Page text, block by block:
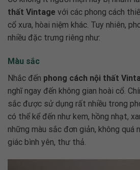
thất Vintage với các phong cách
cổ xưa, hòai niệm khác. Tuy nhiên,
nhiều đặc trưng riêng như:
Màu sắc
Nhắc đến phong cách nội thất
nghĩ ngay đến không gian hoài cổ.
sắc được sử dụng rất nhiều trong
có thể kể đến như kem, hồng nhạt,
những màu sắc đơn giản, không quá
giác bình yên, thư thả.